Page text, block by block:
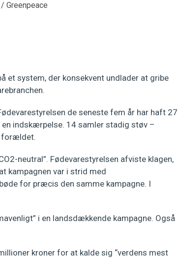
Greenpeace
et system, der konsekvent undlader at gribe
de seneste fem år har haft 27
indskærpelse. 14 samler stadig støv –
forældet.
neutral”. Fødevarestyrelsen afviste klagen,
kampagnen var i strid med
for præcis den samme kampagne. I
i en landsdækkende kampagne. Også
kroner for at kalde sig “verdens mest